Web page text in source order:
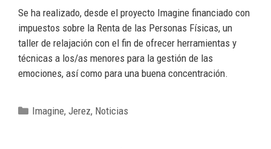
Se ha realizado, desde el proyecto Imagine financiado con
impuestos sobre la Renta de las Personas Físicas, un
taller de relajación con el fin de ofrecer herramientas y
técnicas a los/as menores para la gestión de las
emociones, así como para una buena concentración.
Imagine,Jerez, Noticias